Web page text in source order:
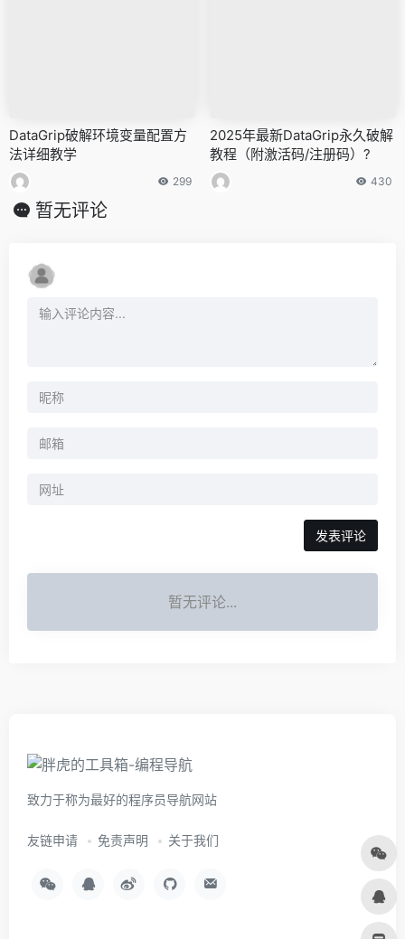
DataGrip破解环境变量配置方
法详细教学
299
2025年最新DataGrip永久破解
教程（附激活码/注册码）?
430
暂无评论
暂无评论...
致力于称为最好的程序员导航网站
友链申请 免责声明 关于我们